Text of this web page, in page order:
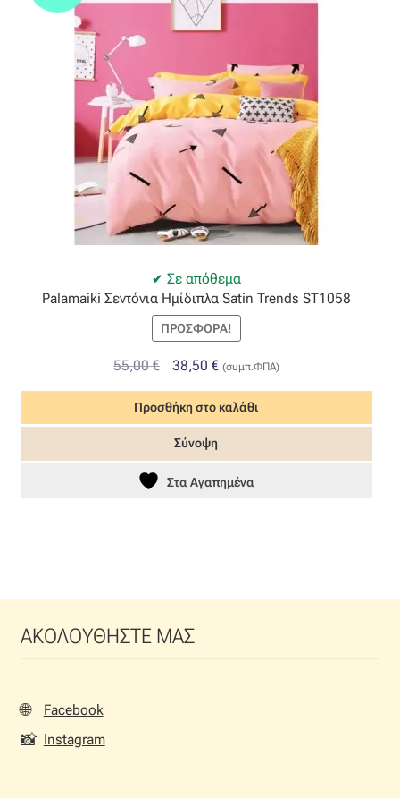
Σε απόθεμα
Palamaiki Σεντόνια Ημίδιπλα Satin Trends ST1058
ΠΡΟΣΦΟΡΆ!
55,00€
Original
was:
55,00 €.
38,50 €Η
τιμή
είναι:
(συμπ.ΦΠΑ)
Προσθήκη στο καλάθι
Σύνοψη
Στα Αγαπημένα
ΑΚΟΛΟΥΘΗΣΤΕ ΜΑΣ
🌐 Facebook
📸 Instagram